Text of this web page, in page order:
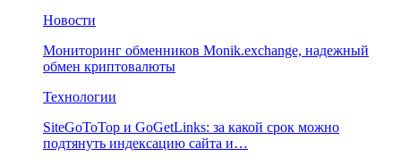
Новости
Мониторинг обменников Monik.exchange, надежный
обмен криптовалюты
Технологии
SiteGoToTop и GoGetLinks: за какой срок можно
подтянуть индексацию сайта и…